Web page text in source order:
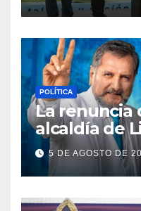
POLÍTICA
La renuncia
alcaldía de
camino libre
Aliaga
5 DE AGOSTO DE